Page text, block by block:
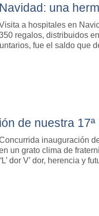
una
a hospitales en
regalos, distribuidos
fue el saldo que
de nuestra
inauguración
un grato clima de
dor V’ dor, herencia y